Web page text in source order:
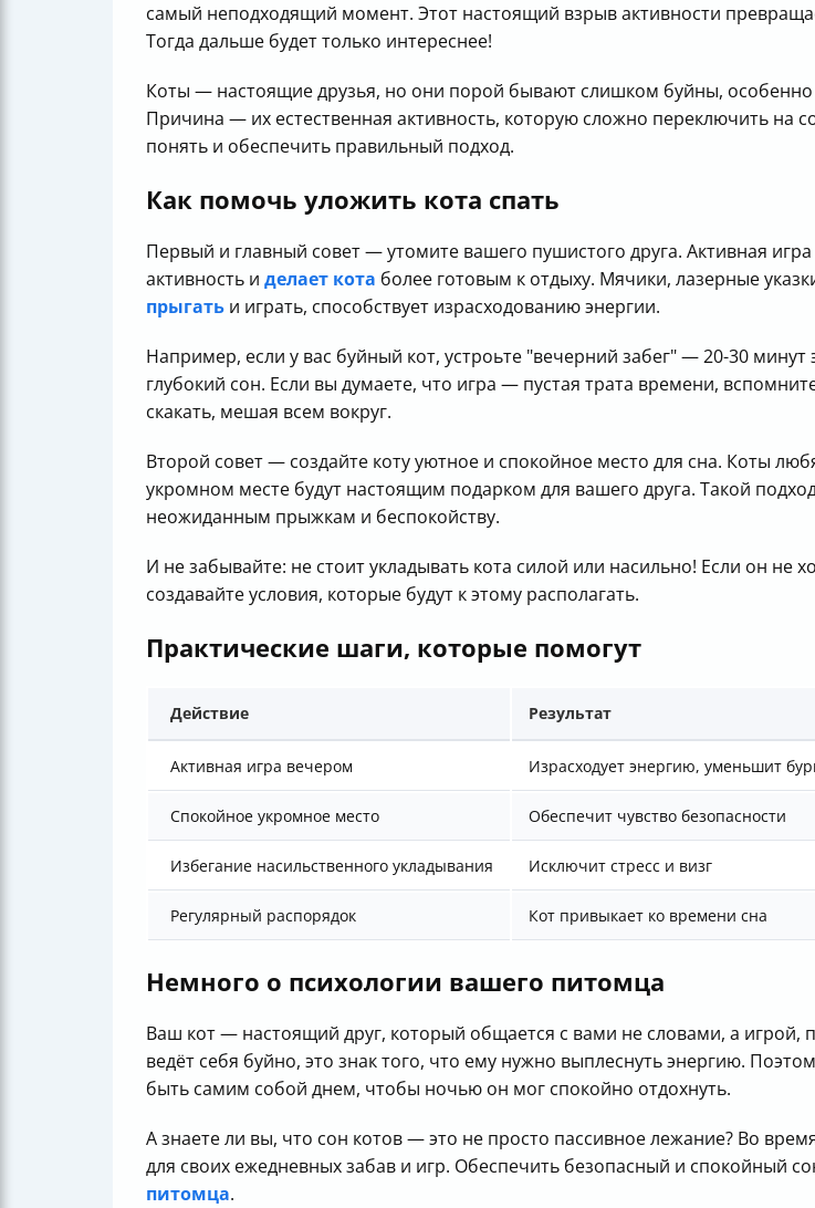
самый неподходящий момент. Этот настоящий взрыв активности
Тогда дальше будет только интереснее!
Коты — настоящие друзья, но они порой бывают слишком буйны, особенно
Причина — их естественная активность, которую сложно переключить на
понять и обеспечить правильный подход.
Как помочь уложить кота спать
Первый и главный совет — утомите вашего пушистого друга. Активная игра
активность и делает кота более готовым к отдыху. Мячики, лазерные
прыгать и играть, способствует израсходованию энергии.
Например, если у вас буйный кот, устроьте "вечерний забег" — 20-30
глубокий сон. Если вы думаете, что игра — пустая трата времени,
скакать, мешая всем вокруг.
Второй совет — создайте коту уютное и спокойное место для сна. Коты
укромном месте будут настоящим подарком для вашего друга. Такой
неожиданным прыжкам и беспокойству.
И не забывайте: не стоит укладывать кота силой или насильно! Если он
создавайте условия, которые будут к этому располагать.
Практические шаги, которые помогут
Действие Результат
Активная игра вечером Израсходует энергию, уменьшит
Спокойное укромное место Обеспечит чувство безопасности
Избегание насильственного укладывания Исключит стресс и визг
Регулярный распорядок Кот привыкает ко времени сна
Немного о психологии вашего питомца
Ваш кот — настоящий друг, который общается с вами не словами, а игрой,
ведёт себя буйно, это знак того, что ему нужно выплеснуть энергию.
быть самим собой днем, чтобы ночью он мог спокойно отдохнуть.
А знаете ли вы, что сон котов — это не просто пассивное лежание? Во
для своих ежедневных забав и игр. Обеспечить безопасный и спокойный
питомца.